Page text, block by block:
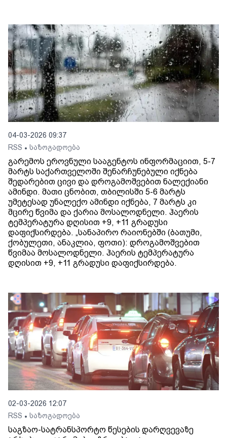
04-03-2026 09:37
RSS • საზოგადოება
გარემოს ეროვნული სააგენტოს ინფორმაციით, 5-7
მარტს საქართველოში შენარჩუნებული იქნება
შედარებით ცივი და დროგამოშვებით ნალექიანი
ამინდი. მათი ცნობით, თბილისში 5-6 მარტს
უმეტესად უნალექო ამინდი იქნება, 7 მარტს კი
მცირე წვიმა და ქარია მოსალოდნელი. ჰაერის
ტემპერატურა დღისით +9, +11 გრადუსი
დაფიქსირდება. „სანაპირო რაიონებში (ბათუმი,
ქობულეთი, ანაკლია, ფოთი): დროგამოშვებით
წვიმაა მოსალოდნელი. ჰაერის ტემპერატურა
დღისით +9, +11 გრადუსი დაფიქსირდება.
02-03-2026 12:07
RSS • საზოგადოება
საგზაო-სატრანსპორტო წესების დარღვევაზე